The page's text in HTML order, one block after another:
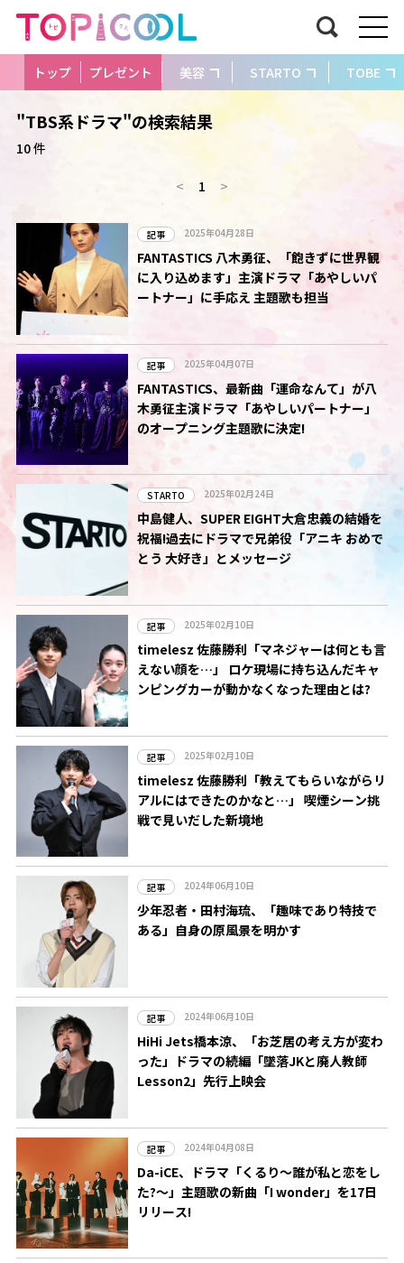
トップ プレゼント 美容 STARTO TOBE
"TBS系ドラマ"の検索結果
10 件
< 1 >
記事 2025年04月28日
FANTASTICS 八木勇征、「飽きずに世界観
に入り込めます」主演ドラマ「あやしいパ
ートナー」に手応え 主題歌も担当
記事 2025年04月07日
FANTASTICS、最新曲「運命なんて」が八
木勇征主演ドラマ「あやしいパートナー」
のオープニング主題歌に決定!
STARTO 2025年02月24日
中島健人、SUPER EIGHT大倉忠義の結婚を
祝福!過去にドラマで兄弟役「アニキ おめで
とう 大好き」とメッセージ
記事 2025年02月10日
timelesz 佐藤勝利「マネジャーは何とも言
えない顔を…」 ロケ現場に持ち込んだキャ
ンピングカーが動かなくなった理由とは?
記事 2025年02月10日
timelesz 佐藤勝利「教えてもらいながらリ
アルにはできたのかなと…」 喫煙シーン挑
戦で見いだした新境地
記事 2024年06月10日
少年忍者・田村海琉、「趣味であり特技で
ある」自身の原風景を明かす
記事 2024年06月10日
HiHi Jets橋本涼、「お芝居の考え方が変わ
った」ドラマの続編「墜落JKと廃人教師
Lesson2」先行上映会
記事 2024年04月08日
Da-iCE、ドラマ「くるり～誰が私と恋をし
た?～」主題歌の新曲「I wonder」を17日
リリース!